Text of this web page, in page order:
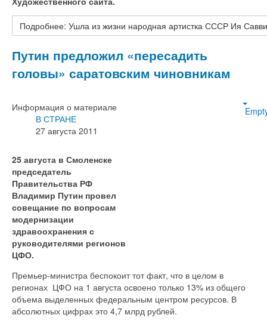
Подробнее: Ушла из жизни народная артистка СССР Ия
Путин предложил «пересадить
головы» саратовским чиновникам
Информация о материале
В СТРАНЕ
27 августа 2011
25 августа в Смоленске
председатель
Правительства РФ
Владимир Путин провел
совещание по вопросам
модернизации
здравоохранения с
руководителями регионов
ЦФО.
Премьер-министра беспокоит тот факт, что в целом в
регионах ЦФО на 1 августа освоено только 13% из общего
объема выделенных федеральным центром ресурсов. В
абсолютных цифрах это 4,7 млрд рублей.